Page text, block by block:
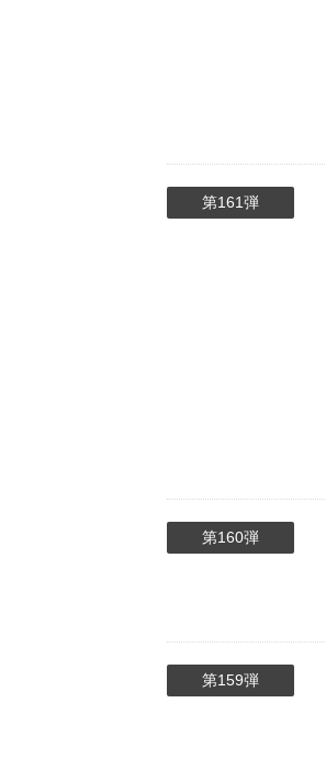
第161弾
第160弾
第159弾